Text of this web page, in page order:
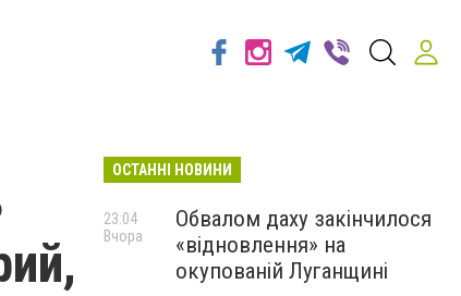
ОСТАННІ НОВИНИ
Обвалом даху закінчилося
«відновлення» на
окупованій Луганщині
23:04
Вчора